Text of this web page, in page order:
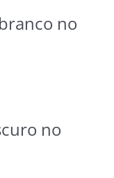
no
no